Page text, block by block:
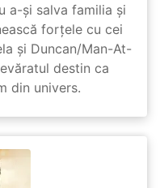
a-și salva familia și
forțele cu cei
și Duncan/Man-At-
destin ca
din univers.